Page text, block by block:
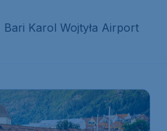
Bari Karol Wojtyła Airport